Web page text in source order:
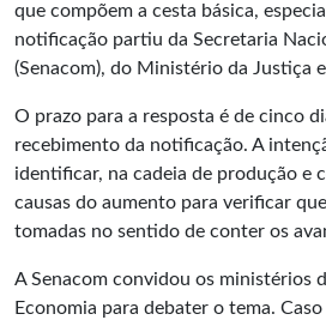
que compõem a cesta básica,
notificação partiu da Secretaria
(Senacom), do Ministério da Justiça
O prazo para a resposta é de cinco
recebimento da notificação. A
identificar, na cadeia de produção e
causas do aumento para verificar
tomadas no sentido de conter os
A Senacom convidou os ministérios
Economia para debater o tema.